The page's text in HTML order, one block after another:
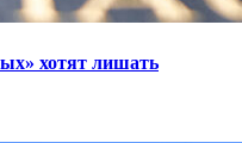
хотят лишать